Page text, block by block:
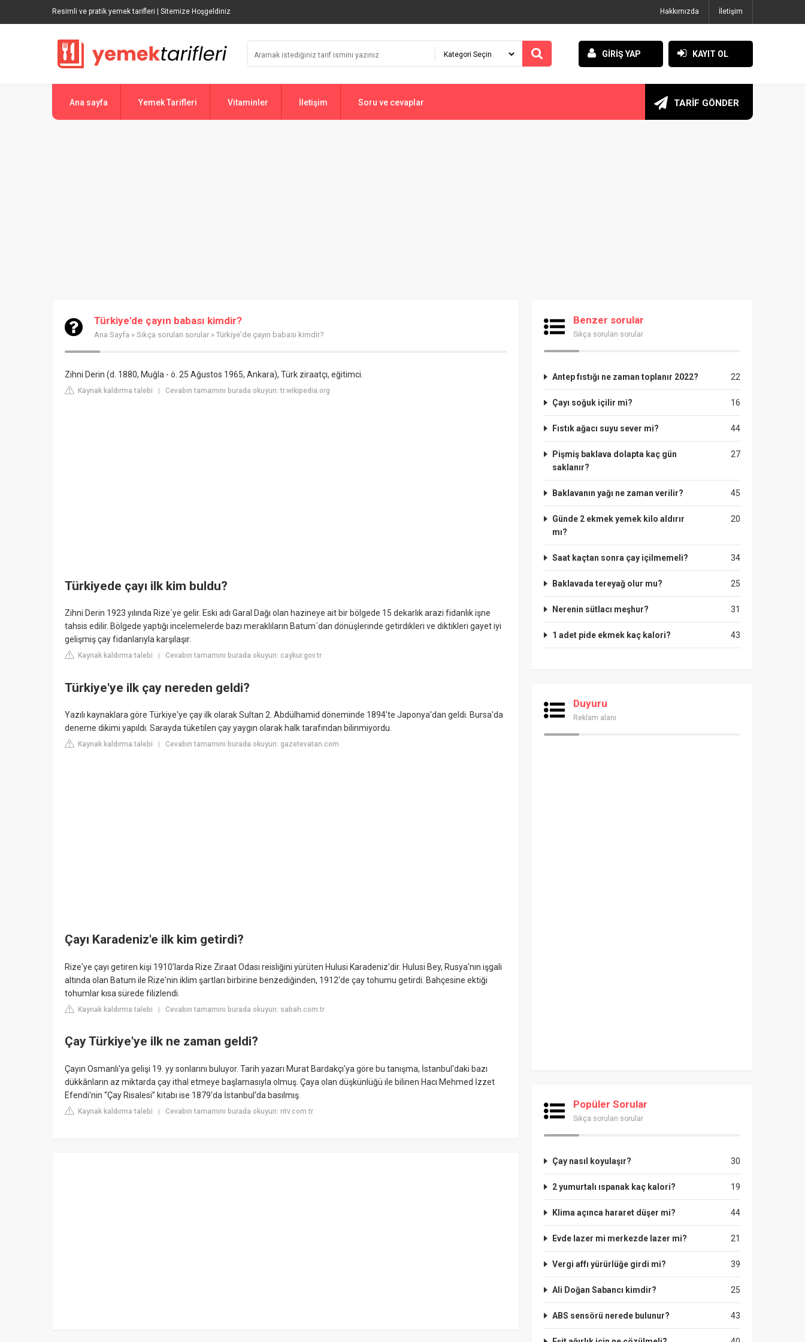
Resimli ve pratik yemek tarifleri | Sitemize Hoşgeldiniz Hakkımızda İletişim
GİRİŞ YAP KAYIT OL
Ana sayfa Yemek Tarifleri Vitaminler İletişim Soru ve cevaplar TARİF GÖNDER
Türkiye'de çayın babası kimdir?
Ana Sayfa » Sıkça sorulan sorular » Türkiye'de çayın babası kimdir?
Zihni Derin (d. 1880, Muğla - ö. 25 Ağustos 1965, Ankara), Türk ziraatçı, eğitimci.
Kaynak kaldırma talebi | Cevabın tamamını burada okuyun: tr.wikipedia.org
Türkiyede çayı ilk kim buldu?
Zihni Derin 1923 yılında Rize´ye gelir. Eski adı Garal Dağı olan hazineye ait bir bölgede 15 dekarlık arazi fidanlık işne
tahsis edilir. Bölgede yaptığı incelemelerde bazı meraklıların Batum´dan dönüşlerinde getirdikleri ve diktikleri gayet iyi
gelişmiş çay fidanlarıyla karşılaşır.
Kaynak kaldırma talebi Cevabın tamamını burada okuyun: caykur.gov.tr
Türkiye'ye ilk çay nereden geldi?
Yazılı kaynaklara göre Türkiye'ye çay ilk olarak Sultan 2. Abdülhamid döneminde 1894'te Japonya'dan geldi. Bursa'da
deneme dikimi yapıldı. Sarayda tüketilen çay yaygın olarak halk tarafından bilinmiyordu.
Kaynak kaldırma talebi Cevabın tamamını burada okuyun: gazetevatan.com
Çayı Karadeniz'e ilk kim getirdi?
Rize'ye çayı getiren kişi 1910'larda Rize Ziraat Odası reisliğini yürüten Hulusi Karadeniz'dir. Hulusi Bey, Rusya'nın işgali
altında olan Batum ile Rize'nin iklim şartları birbirine benzediğinden, 1912'de çay tohumu getirdi. Bahçesine ektiği
tohumlar kısa sürede filizlendi.
Kaynak kaldırma talebi | Cevabın tamamını burada okuyun: sabah.com.tr
Çay Türkiye'ye ilk ne zaman geldi?
Çayın Osmanlı'ya gelişi 19. yy sonlarını buluyor. Tarih yazarı Murat Bardakçı'ya göre bu tanışma, İstanbul'daki bazı
dükkânların az miktarda çay ithal etmeye başlamasıyla olmuş. Çaya olan düşkünlüğü ile bilinen Hacı Mehmed İzzet
Efendi'nin “Çay Risalesi” kitabı ise 1879'da İstanbul'da basılmış.
Kaynak kaldırma talebi | Cevabın tamamını burada okuyun: ntv.com.tr
Benzer sorular
Sıkça sorulan sorular
22
Antep fıstığı ne zaman toplanır 2022?
16
Çayı soğuk içilir mi?
44
Fıstık ağacı suyu sever mi?
27
Pişmiş baklava dolapta kaç gün
saklanır?
45
Baklavanın yağı ne zaman verilir?
20
Günde 2 ekmek yemek kilo aldırır
mı?
34
Saat kaçtan sonra çay içilmemeli?
25
Baklavada tereyağ olur mu?
31
Nerenin sütlacı meşhur?
43
1 adet pide ekmek kaç kalori?
Duyuru
Reklam alanı
Popüler Sorular
Sıkça sorulan sorular
30
Çay nasıl koyulaşır?
19
2 yumurtalı ıspanak kaç kalori?
44
Klima açınca hararet düşer mi?
21
Evde lazer mi merkezde lazer mi?
39
Vergi affı yürürlüğe girdi mi?
25
Ali Doğan Sabancı kimdir?
43
ABS sensörü nerede bulunur?